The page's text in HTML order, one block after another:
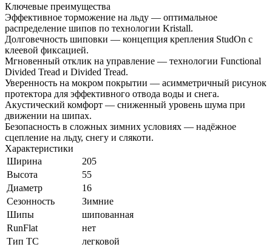
Ключевые преимущества
Эффективное торможение на льду — оптимальное
распределение шипов по технологии Kristall.
Долговечность шиповки — концепция крепления StudOn с
клеевой фиксацией.
Мгновенный отклик на управление — технологии Functional
Divided Tread и Divided Tread.
Уверенность на мокром покрытии — асимметричный рисунок
протектора для эффективного отвода воды и снега.
Акустический комфорт — сниженный уровень шума при
движении на шипах.
Безопасность в сложных зимних условиях — надёжное
сцепление на льду, снегу и слякоти.
Характеристики
Ширина
205
Высота
55
Диаметр
16
Сезонность
Зимние
Шипы
шипованная
RunFlat
нет
Тип ТС
легковой